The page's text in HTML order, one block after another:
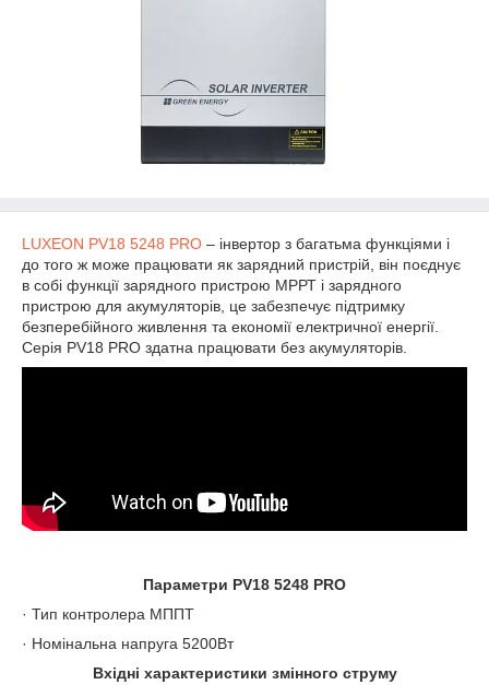
LUXEON PV18 5248 PRO – інвертор з багатьма функціями і
до того ж може працювати як зарядний пристрій, він поєднує
в собі функції зарядного пристрою МРРТ і зарядного
пристрою для акумуляторів, це забезпечує підтримку
безперебійного живлення та економії електричної енергії.
Серія PV18 PRO здатна працювати без акумуляторів.
Параметри PV18 5248 PRO
· Тип контролера МППТ
· Номінальна напруга 5200Вт
Вхідні характеристики змінного струму